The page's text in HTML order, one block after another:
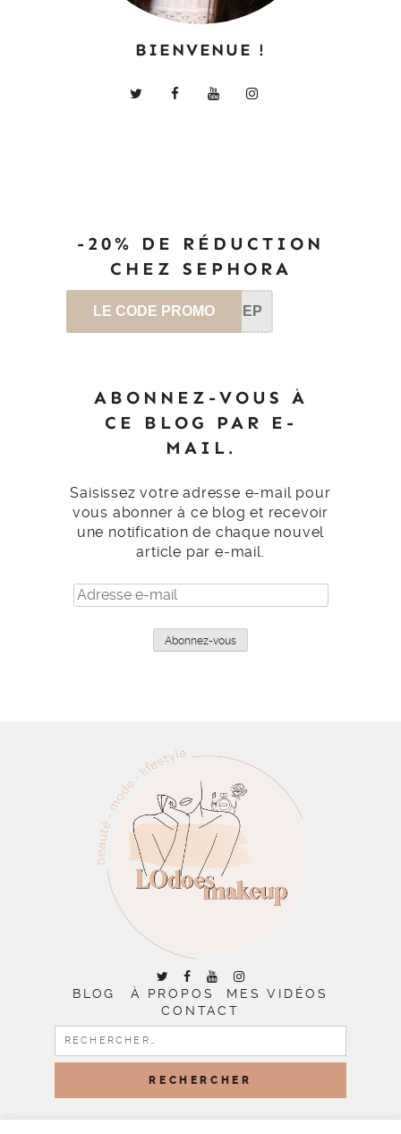
BIENVENUE !
-20% DE RÉDUCTION
CHEZ SEPHORA
LE CODE PROMO SEP
ABONNEZ-VOUS À
CE BLOG PAR E-
MAIL.
Saisissez votre adresse e-mail pour
vous abonner à ce blog et recevoir
une notification de chaque nouvel
article par e-mail.
Adresse
e-
Abonnez-vous
BLOG À PROPOS
MES VIDÉOS
CONTACT
RECHERCHER :